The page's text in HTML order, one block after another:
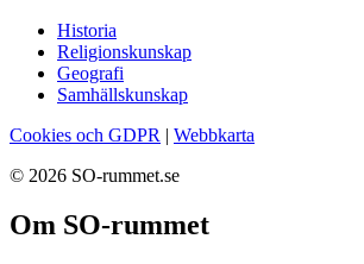
Historia
Religionskunskap
Geografi
Samhällskunskap
Cookies och GDPR | Webbkarta
© 2026 SO-rummet.se
Om SO-rummet